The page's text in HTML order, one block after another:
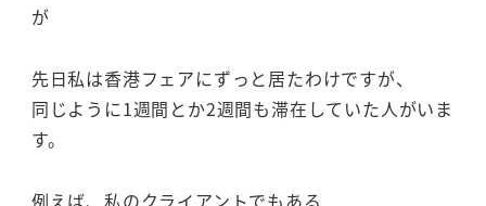
が
先日私は香港フェアにずっと居たわけですが、
同じように1週間とか2週間も滞在していた人がいま
す。
例えば、私のクライアントでもある